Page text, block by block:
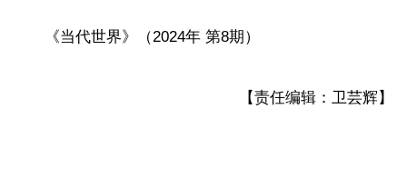
《当代世界》（2024年 第8期）
【责任编辑：卫芸辉】